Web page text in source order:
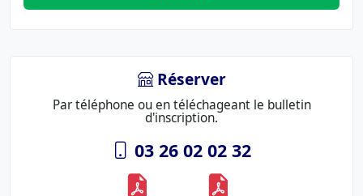
Réserver
Par téléphone ou en téléchageant le bulletin
d'inscription.
03 26 02 02 32